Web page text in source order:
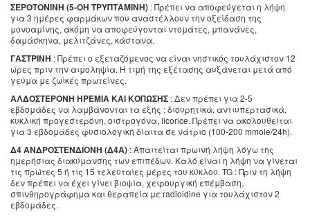
ΣΕΡΟΤΟΝΙΝΗ (5-ΟΗ ΤΡΥΠΤΑΜΙΝΗ) : Πρέπει να αποφεύγεται η λήψη
για 3 ημέρες φαρμάκων που αναστέλλουν την οξείδαση της
μονοαμίνης, ακόμη να αποφεύγονται ντομάτες, μπανάνες,
δαμάσκηνα, μελιτζάνες, κάστανα.
ΓΑΣΤΡΙΝΗ : Πρέπει ο εξεταζόμενος να είναι νηστικός τουλάχιστον 12
ώρες πριν την αιμοληψία. Η τιμή της εξέτασης αυξάνεται μετά από
γεύμα με ζωϊκές πρωτεϊνες.
ΑΛΔΟΣΤΕΡΟΝΗ ΗΡΕΜΙΑ ΚΑΙ ΚΟΠΩΣΗΣ : Δεν πρέπει για 2-5
εβδομάδες να λαμβάνονται τα εξής : διουρητικά, αντιυπερτασικά,
κυκλική προγεστερόνη, οιστρογόνα, licorice. Πρέπει να ακολουθείται
για 3 εβδομάδες φυσιολογική δίαιτα σε νάτριο (100-200 mmole/24h).
Δ4 ΑΝΔΡΟΣΤΕΝΔΙΟΝΗ (Δ4Α) : Απαιτείται πρωινή λήψη λόγω της
ημερήσιας διακύμανσης των επιπέδων. Καλό είναι η λήψη να γίνεται
τις πρώτες 5 ή τις 15 τελευταίες μέρες του κύκλου. TG : Πριν τη λήψη
δεν πρέπει να έχει γίνει βιοψία, χειρουργική επέμβαση,
σπινθηρογράφημα και θεραπεία με radioidine για τουλάχιστον 2
εβδομάδες.